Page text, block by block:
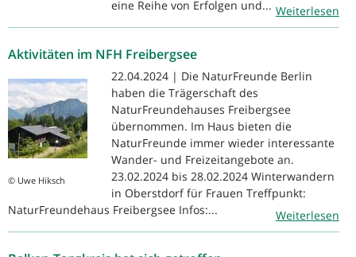
eine Reihe von Erfolgen und... Weiterlesen
Aktivitäten im NFH Freibergsee
© Uwe Hiksch
22.04.2024 | Die NaturFreunde Berlin
haben die Trägerschaft des
NaturFreundehauses Freibergsee
übernommen. Im Haus bieten die
NaturFreunde immer wieder interessante
Wander- und Freizeitangebote an.
23.02.2024 bis 28.02.2024 Winterwandern
in Oberstdorf für Frauen Treffpunkt:
NaturFreundehaus Freibergsee Infos:...
Weiterlesen